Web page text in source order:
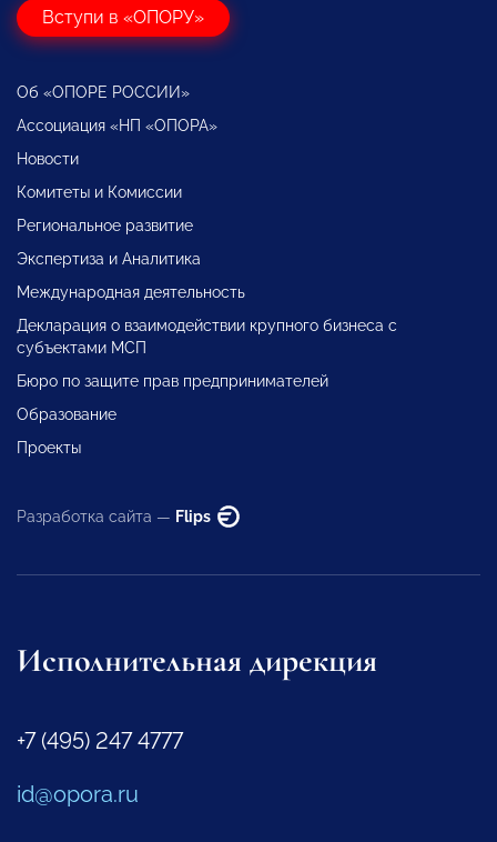
Вступи в «ОПОРУ»
Об «ОПОРЕ РОССИИ»
Ассоциация «НП «ОПОРА»
Новости
Комитеты и Комиссии
Региональное развитие
Экспертиза и Аналитика
Международная деятельность
Декларация о взаимодействии крупного бизнеса с
субъектами МСП
Бюро по защите прав предпринимателей
Образование
Проекты
Разработка сайта — Flips
Исполнительная дирекция
+7 (495) 247 4777
id@opora.ru